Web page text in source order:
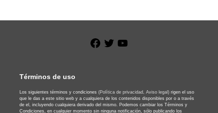
Facebook
Twitter
Términos de uso
Los siguientes términos y condiciones (Política de privacidad, Aviso legal) rigen el uso
que le das a este sitio web y a cualquiera de los contenidos disponibles por o a través
de el, incluyendo cualquiera derivado del mismo. Podemos cambiar los Términos y
Condiciones, en cualquier momento sin ninguna notificación, sólo publicando los